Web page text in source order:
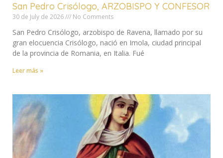
San Pedro Crisólogo, ARZOBISPO Y CONFESOR
30 de July de 2026 No Comments
San Pedro Crisólogo, arzobispo de Ravena, llamado por su
gran elocuencia Crisólogo, nació en Imola, ciudad principal
de la provincia de Romania, en Italia. Fué
Leer más »